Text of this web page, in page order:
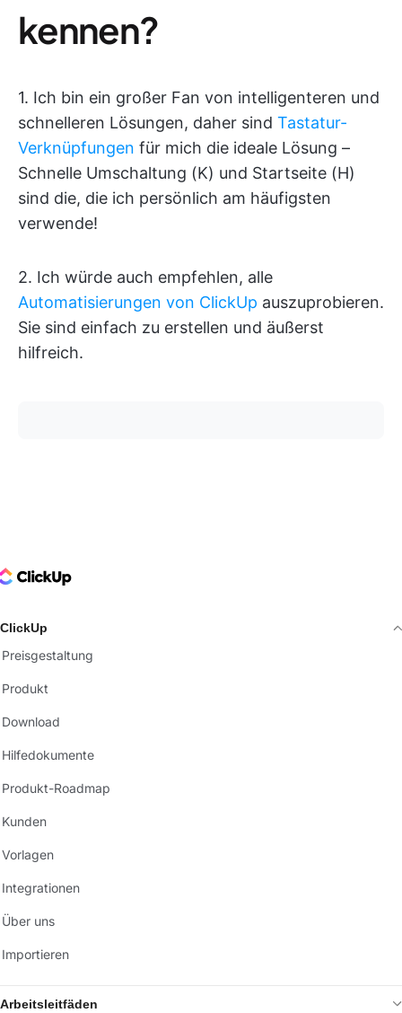
kennen?
1. Ich bin ein großer Fan von intelligenteren und
schnelleren Lösungen, daher sind Tastatur-
Verknüpfungen für mich die ideale Lösung –
Schnelle Umschaltung (K) und Startseite (H)
sind die, die ich persönlich am häufigsten
verwende!
2. Ich würde auch empfehlen, alle
Automatisierungen von ClickUp auszuprobieren.
Sie sind einfach zu erstellen und äußerst
hilfreich.
Logo
ClickUp
Preisgestaltung
Produkt
Download
Hilfedokumente
Produkt-Roadmap
Kunden
Vorlagen
Integrationen
Über uns
Importieren
Arbeitsleitfäden